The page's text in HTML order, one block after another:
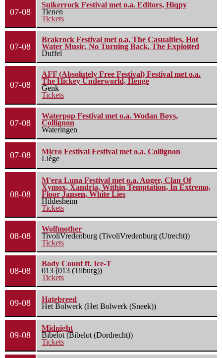
07-08
Suikerrock Festival met o.a. Editors, Hiqpy
Tienen
Tickets
07-08
Brakrock Festival met o.a. The Casualties, Hot
Water Music, No Turning Back, The Exploited
Duffel
07-08
AFF (Absolutely Free Festival) Festival met o.a.
The Hickey Underworld, Henge
Genk
Tickets
07-08
Waterpop Festival met o.a. Wodan Boys,
Collignon
Wateringen
07-08
Micro Festival Festival met o.a. Collignon
Liège
08-08
M'era Luna Festival met o.a. Auger, Clan Of
Xymox, Xandria, Within Temptation, In Extremo,
Floor Jansen, White Lies
Hildesheim
Tickets
08-08
Wolfmother
TivoliVredenburg (TivoliVredenburg (Utrecht))
Tickets
08-08
Body Count ft. Ice-T
013 (013 (Tilburg))
Tickets
09-08
Hatebreed
Het Bolwerk (Het Bolwerk (Sneek))
09-08
Midnight
Bibelot (Bibelot (Dordrecht))
Tickets